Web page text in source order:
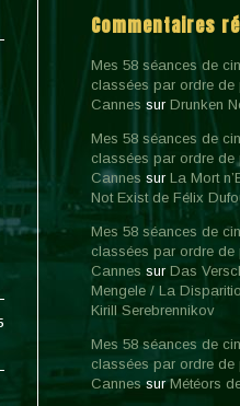
Commentaires
Mes 58 séances de
classées par ordre de
Cannes sur Drunken
Mes 58 séances de
classées par ordre de
Cannes sur La Mort
Not Exist de Félix
Mes 58 séances de
classées par ordre de
Cannes sur Das
Mengele / La
Kirill Serebrennikov
Mes 58 séances de
classées par ordre de
CannessurMétéors